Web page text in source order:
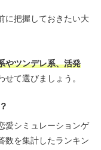
に把握しておきたい大
やツンデレ系、活発
て選びましょう。
愛シミュレーションゲ
数を集計したランキン